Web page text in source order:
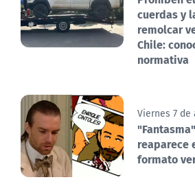
cuerdas y
remolcar
Chile:
normativa
Viernes 7 de
reaparece
formato